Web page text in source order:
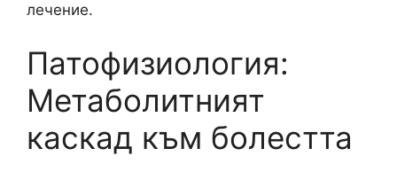
лечение.
Патофизиология:
Метаболитният
каскад към болестта